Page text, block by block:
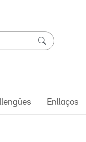
Enllaços